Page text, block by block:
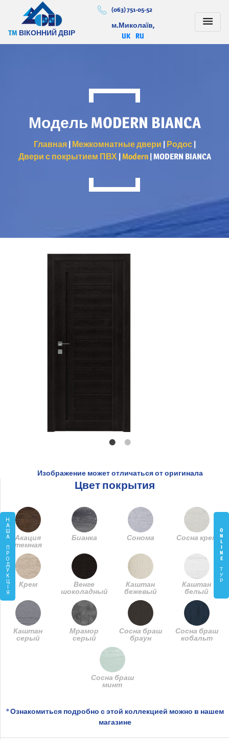
TM ВІКОННИЙ ДВІР
(063) 751-05-52
м.Миколаїв,
RU
UK
Н
А
Ш
А
П
Р
О
Д
У
К
Ц
Я
O
N
L
I
N
E
Т
У
Р
Модель MODERN BIANCA
Главная| Межкомнатные двери | Родос|
Двери с покрытием ПВХ|Modern|MODERN BIANCA
Изображение может отличаться от оригинала
Цвет покрытия
Акация
темная
Бианка Сонома Сосна крем
Крем
Венге
шоколадный
Каштан
бежевый
Каштан
белый
Каштан
серый
Мрамор
серый
Сосна браш
браун
Сосна браш
кобальт
Сосна браш
минт
* Ознакомиться подробно с этой коллекцией можно в нашем
магазине